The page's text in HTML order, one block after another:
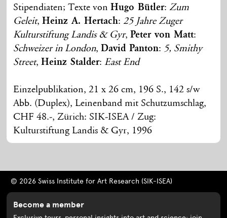
Stipendiaten; Texte vonHugo Bütler: Zum
Geleit,Heinz A. Hertach:25 Jahre Zuger
Kulturstiftung Landis & Gyr,Peter von Matt:
Schweizer in London,David Panton: 5, Smithy
Street,Heinz Stalder:East End
Einzelpublikation, 21 x 26 cm, 196 S., 142 s/w
Abb. (Duplex), Leinenband mit Schutzumschlag,
CHF 48.-, Zürich: SIK-ISEA / Zug:
Kulturstiftung Landis & Gyr, 1996
© 2026 Swiss Institute for Art Research (SIK-ISEA)
Become a member